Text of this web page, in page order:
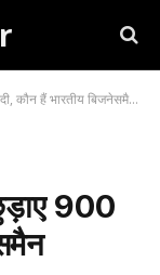
भारतीय बिजनेसमैन फिरोज?…
900